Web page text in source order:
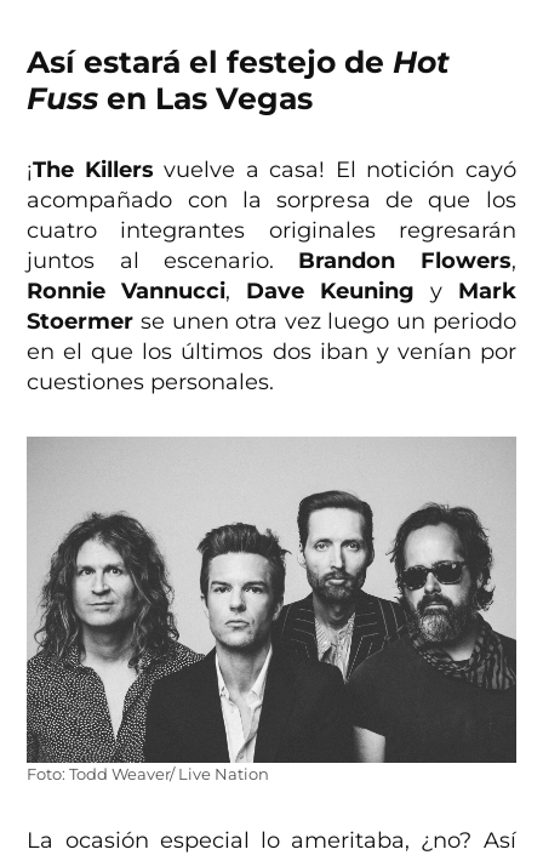
Así estará el festejo deHot
Fuss en Las Vegas
¡The Killers vuelve a casa! El notición cayó
acompañado con la sorpresa de que los
cuatro integrantes originales regresarán
juntos al escenario. Brandon Flowers,
Ronnie Vannucci, Dave Keuning y Mark
Stoermer se unen otra vez luego un periodo
en el que los últimos dos iban y venían por
cuestiones personales.
Foto: Todd Weaver/ Live Nation
La ocasión especial lo ameritaba, ¿no? Así